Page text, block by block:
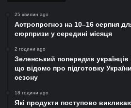
25 хвилин ago
Астропрогноз на 10–16 серпня
сюрпризи у середині місяця
2 години ago
Зеленський попередив
що відомо про підготовку
сезону
18 години ago
Які продукти поступово